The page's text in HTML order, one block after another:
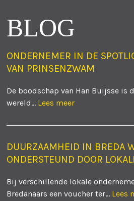
BLOG
ONDERNEMER IN DE
VAN PRINSENZWAM
De boodschap van Han Buijsse is
wereld... Lees meer
DUURZAAMHEID IN BREDA
ONDERSTEUND DOOR
Bij verschillende lokale
Bredanaars een voucher ter... Lees